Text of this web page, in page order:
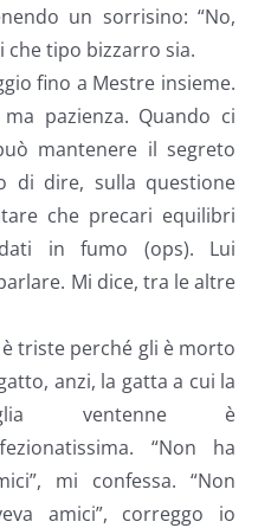
un sorrisino: “No,
che tipo bizzarro sia.
fino a Mestre insieme.
pazienza. Quando ci
mantenere il segreto
di dire, sulla questione
che precari equilibri
in fumo (ops). Lui
Mi dice, tra le altre
è triste perché gli è morto
anzi, la gatta a cui la
ventenne è
“Non ha
mi confessa. “Non
amici”, correggo io